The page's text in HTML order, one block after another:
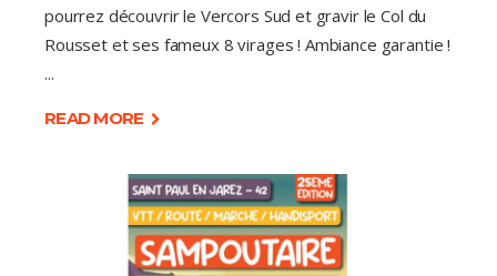
pourrez découvrir le Vercors Sud et gravir le Col du
Rousset et ses fameux 8 virages ! Ambiance garantie !
READ MORE